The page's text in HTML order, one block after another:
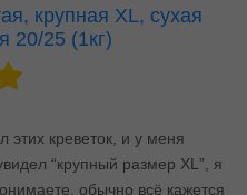
крупная XL, сухая
20/25 (1кг)
этих креветок, и у меня
“крупный размер XL”, я
обычно всё кажется